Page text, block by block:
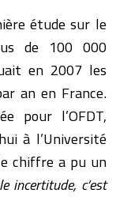
étude sur le
de 100 000
en 2007 les
an en France.
pour l’OFDT,
à l’Université
chiffre a pu un
incertitude, c’est